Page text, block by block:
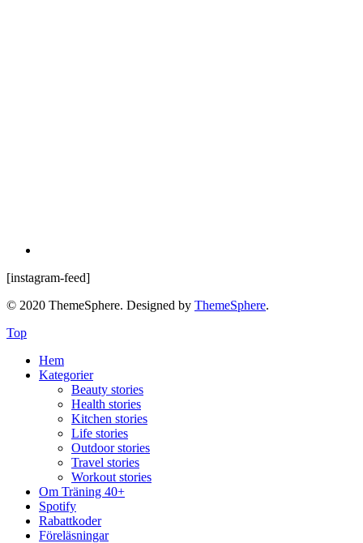
[instagram-feed]
© 2020 ThemeSphere. Designed by ThemeSphere.
Top
Hem
Kategorier
Beauty stories
Health stories
Kitchen stories
Life stories
Outdoor stories
Travel stories
Workout stories
Om Träning 40+
Spotify
Rabattkoder
Föreläsningar